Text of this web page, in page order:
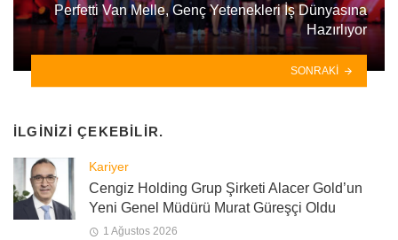
Perfetti Van Melle, Genç Yetenekleri İş Dünyasına
Hazırlıyor
SONRAKI
İLGINIZI ÇEKEBILIR.
Kariyer
Cengiz Holding Grup Şirketi Alacer Gold’un
Yeni Genel Müdürü Murat Güreşçi Oldu
1 Ağustos 2026